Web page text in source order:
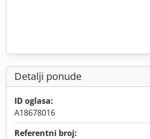
Detalji ponude
ID oglasa:
A18678016
Referentni broj: